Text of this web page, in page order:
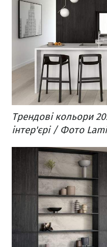
Трендові кольори
інтер'єрі / Фото